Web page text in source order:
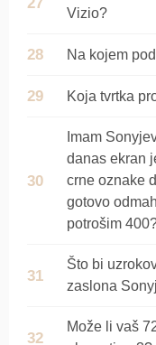
Vizio?
Na kojem
Koja tvrtka
Imam
danas ekran
crne oznake
gotovo
potrošim
Što bi
zaslona
Može li vaš